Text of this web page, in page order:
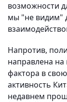
возможности
мы "не видим"
Напротив,
направлена
фактора в
активность
недавнем